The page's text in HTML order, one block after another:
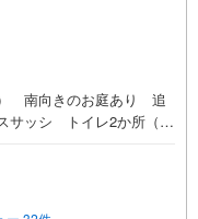
南向きのお庭あり 追
サッシ トイレ2か所（1
のお話をきちんとお聞
ミュニケーションが大
れのお客様にベストな